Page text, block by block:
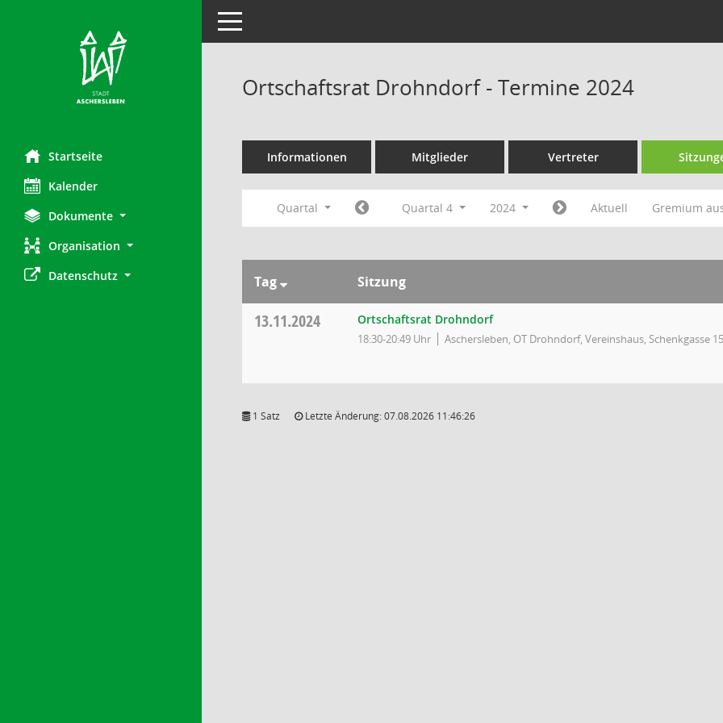
Startseite
Kalender
Dokumente
Organisation
Datenschutz
Toggle navigation
Ortschaftsrat Drohndorf - Termine 2024
Informationen Mitglieder Vertreter
Quartal Quartal 4 2024 Aktuell Gremium
Tag Sitzung
13.11.2024 Ortschaftsrat Drohndorf
18:30-20:49 Uhr Aschersleben, OT Drohndorf, Vereinshaus, Schenkgasse
1 Satz Letzte Änderung: 07.08.2026 11:46:26